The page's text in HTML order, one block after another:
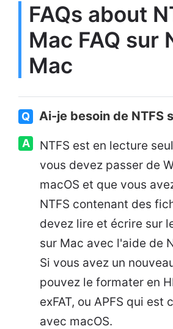
FAQs about
Mac FAQ sur
Mac
Q Ai-je besoin de NTFS
A
NTFS est en lecture
vous devez passer de
macOS et que vous
NTFS contenant des
devez lire et écrire sur
sur Mac avec l'aide de
Si vous avez un
pouvez le formater en
exFAT, ou APFS qui est
avec macOS.